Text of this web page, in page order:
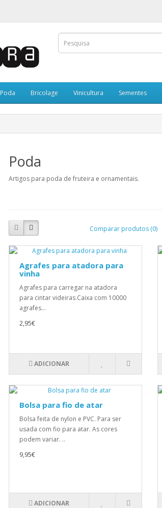
Poda Bricolage Vinicultura Sementes
Poda
Artigos para poda de fruteira e ornamentais.
Comparar produtos (0)
Agrafes para atadora para
vinha
Agrafes para carregar na atadora
para cintar videiras.Caixa com 10000
agrafes...
2,95€
ADICIONAR
Bolsa para fio de atar
Bolsa feita de nylon e PVC. Para ser
usada com fio para atar. As cores
podem variar. ..
9,95€
ADICIONAR